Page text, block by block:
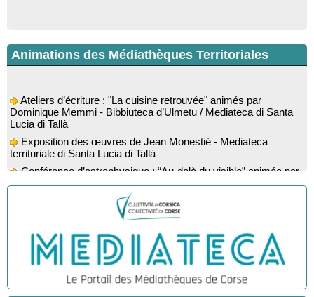
Animations des Médiathèques Territoriales
Dominique Memmi - Bibbiuteca d’Ulmetu / Mediateca di Santa
Lucia di Tallà
Exposition des œuvres de Jean Monestié - Mediateca
territuriale di Santa Lucia di Tallà
Conférence d’astrophysique : “Au-delà du visible” animée par
l’astrophysicien Paul Guerrini - Médiathèque - Pitretu è
Bicchisgià
Exposition des œuvres de Dominique Malberti Morin :
"Racines, peintures acryliques et aquarelles" - Mediateca
Animation : "Petits lecteurs" - Médiathèque - Pitretu è
Bicchisgià
Veillée de contes à la forêt enchantée "U Mondu ditu
mignuleddu" par la Caravane de Conteurs - Currà